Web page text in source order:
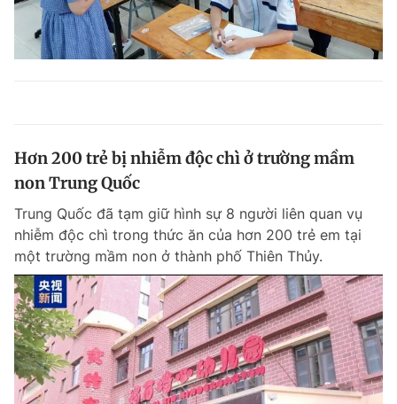
Hơn 200 trẻ bị nhiễm độc chì ở trường mầm
non Trung Quốc
Trung Quốc đã tạm giữ hình sự 8 người liên quan vụ
nhiễm độc chì trong thức ăn của hơn 200 trẻ em tại
một trường mầm non ở thành phố Thiên Thủy.